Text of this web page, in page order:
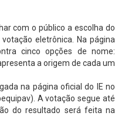
com o público a escolha do
eletrônica. Na página
cinco opções de nome:
a origem de cada um
na página oficial do IE no
A votação segue até
do resultado será feita na